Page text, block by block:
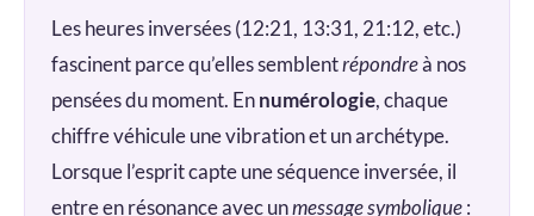
Les heures inversées (12:21, 13:31, 21:12, etc.)
fascinent parce qu’elles semblentrépondreà nos
pensées du moment. En numérologie, chaque
chiffre véhicule une vibration et un archétype.
Lorsque l’esprit capte une séquence inversée, il
entre en résonance avec unmessage symbolique :